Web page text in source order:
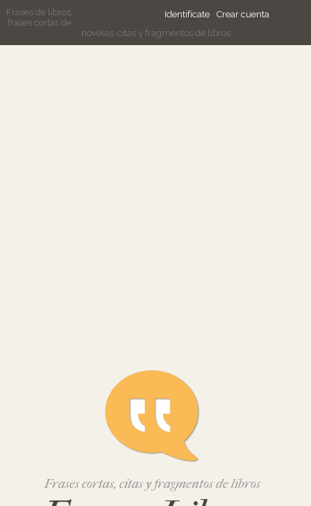
Identifícate Crear cuenta
Frases de libros,
frases cortas de
novelas, citas y fragmentos de libros
Frases cortas, citas y fragmentos de libros